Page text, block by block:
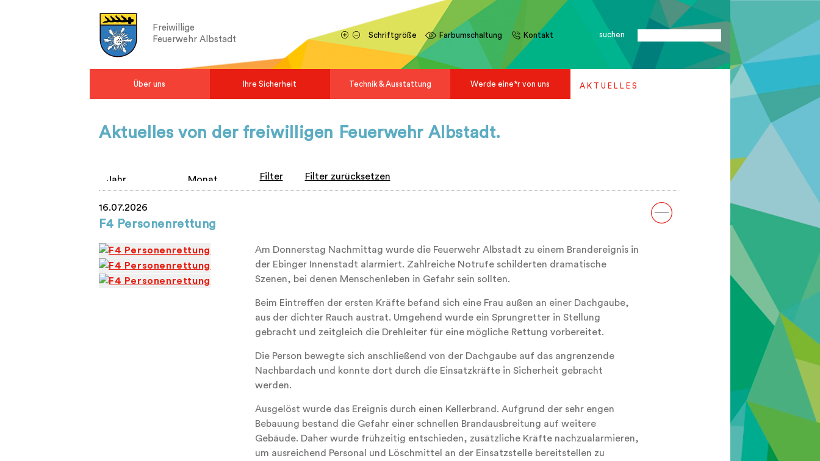
Freiwillige
Feuerwehr Albstadt
Schriftgröße Farbumschaltung Kontakt suchen
Über uns Ihre Sicherheit Technik & Ausstattung Werde eine*r von uns A K T U E L L E S
Aktuelles von der freiwilligen Feuerwehr Albstadt.
Filter Filter zurücksetzen
16.07.2026
F4 Personenrettung
Am Donnerstag Nachmittag wurde die Feuerwehr Albstadt zu einem Brandereignis in
der Ebinger Innenstadt alarmiert. Zahlreiche Notrufe schilderten dramatische
Szenen, bei denen Menschenleben in Gefahr sein sollten.
Beim Eintreffen der ersten Kräfte befand sich eine Frau außen an einer Dachgaube,
aus der dichter Rauch austrat. Umgehend wurde ein Sprungretter in Stellung
gebracht und zeitgleich die Drehleiter für eine mögliche Rettung vorbereitet.
Die Person bewegte sich anschließend von der Dachgaube auf das angrenzende
Nachbardach und konnte dort durch die Einsatzkräfte in Sicherheit gebracht
werden.
Ausgelöst wurde das Ereignis durch einen Kellerbrand. Aufgrund der sehr engen
Bebauung bestand die Gefahr einer schnellen Brandausbreitung auf weitere
Gebäude. Daher wurde frühzeitig entschieden, zusätzliche Kräfte nachzualarmieren,
um ausreichend Personal und Löschmittel an der Einsatzstelle bereitstellen zu